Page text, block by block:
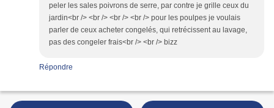
peler les sales poivrons de serre, par contre je grille ceux du
jardin<br /> <br /> <br /> <br /> pour les poulpes je voulais
parler de ceux acheter congelés, qui retrécissent au lavage,
pas des congeler frais<br /> <br /> bizz
Répondre